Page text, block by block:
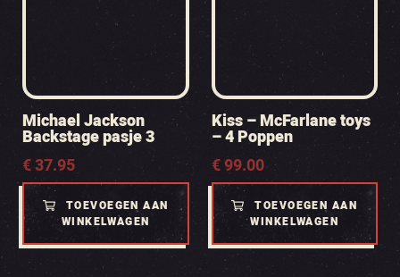
Michael Jackson
Backstage pasje 3
€37.95
TOEVOEGEN AAN
WINKELWAGEN
Kiss – McFarlane toys
– 4 Poppen
€99.00
TOEVOEGEN AAN
WINKELWAGEN